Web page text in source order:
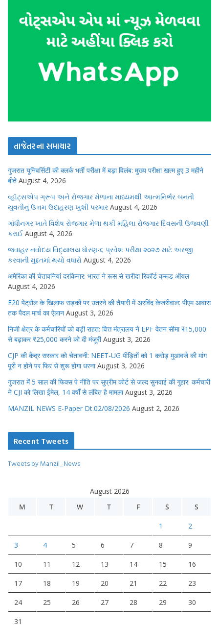
તાજેતરના સમાચાર
गुजरात यूनिवर्सिटी की क्लर्क भर्ती परीक्षा में बड़ा विलंब: मुख्य परीक्षा खत्म हुए 3 महीने
बीते August 4, 2026
વ્હૉટ્સએપ ગ્રૂપ અને રોજગાર મેળાના માધ્યમથી આત્મનિર્ભર બનતી
યુવતીનું ઉત્તમ ઉદાહરણ ખુશી પરમાર August 4, 2026
ગાંધીનગર ખાતે વિશેષ રોજગાર મેળા થકી મહિલા રોજગાર દિવસની ઉજવણી
કરાઈ August 4, 2026
જવાહર નવોદય વિદ્યાલય ધોરણ-૬ પ્રવેશ પરીક્ષા ૨૦૨૭ માટે અરજી
કરવાની મુદ્દતમાં થયો વધારો August 4, 2026
अमेरिका की चेतावनियां दरकिनार: भारत ने रूस से खरीदा रिकॉर्ड क्रूड ऑयल
August 4, 2026
E20 पेट्रोल के खिलाफ सड़कों पर उतरने की तैयारी में अरविंद केजरीवाल: पीएम आवास
तक पैदल मार्च का ऐलान August 3, 2026
निजी क्षेत्र के कर्मचारियों को बड़ी राहत: वित्त मंत्रालय ने EPF वेतन सीमा ₹15,000
से बढ़ाकर ₹25,000 करने को दी मंजूरी August 3, 2026
CJP की केंद्र सरकार को चेतावनी: NEET-UG पीड़ितों को 1 करोड़ मुआवजे की मांग
पूरी न होने पर फिर से शुरू होगा धरना August 3, 2026
गुजरात में 5 साल की फिक्स पे नीति पर सुप्रीम कोर्ट से जल्द सुनवाई की गुहार: कर्मचारी
ने CJI को लिखा ईमेल, 14 वर्षों से लंबित है मामला August 3, 2026
MANZIL NEWS E-Paper Dt.02/08/2026 August 2, 2026
Recent Tweets
Tweets by Manzil_News
August 2026
M
T W T F S S
1 2
3 4 5 6 7 8 9
10 11 12 13 14 15 16
17 18 19 20 21 22 23
24 25 26 27 28 29 30
31